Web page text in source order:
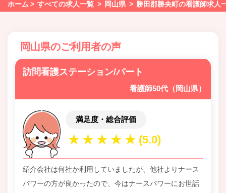
ホーム すべての求人一覧 岡山県 勝田郡勝央町の看護師求人
岡山県のご利用者の声
訪問看護ステーション/パート
看護師50代（岡山県）
満足度・総合評価
紹介会社は何社か利用していましたが、他社よりナース
パワーの方が良かったので、今はナースパワーにお世話